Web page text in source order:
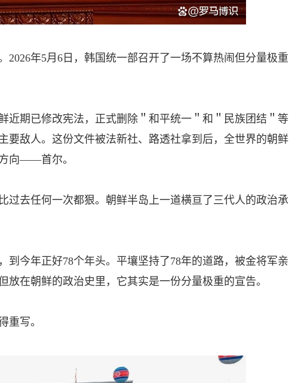
2026年5月6日，韩国统一部召开了一场不算热闹但分量极重
近期已修改宪法，正式删除＂和平统一＂和＂民族团结＂等
要敌人。这份文件被法新社、路透社拿到后，全世界的朝鲜
向——首尔。
过去任何一次都狠。朝鲜半岛上一道横亘了三代人的政治承
到今年正好78个年头。平壤坚持了78年的道路，被金将军亲
在朝鲜的政治史里，它其实是一份分量极重的宣告。
重写。